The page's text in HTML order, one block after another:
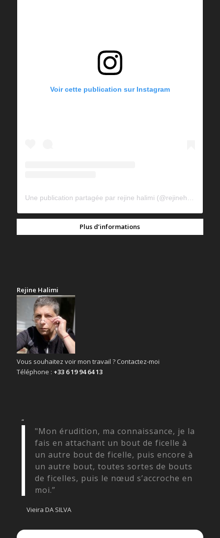
Voir cette publication sur Instagram
Plus d’informations
Rejine Halimi
Vous souhaitez voir mon travail ? Contactez-moi
Téléphone : +33 6 19 94 64 13
“
"Mon érudition, ma connaissance, je la
fais en attachant un bout de ficelle à
un autre bout de ficelle, puis encore à
un autre bout, toutes sortes de bouts
de ficelles, puis le nœud s’accroche en
moi.”
Vieira DA SILVA